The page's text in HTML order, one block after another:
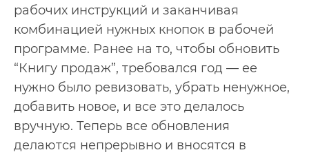
рабочих инструкций и заканчивая
комбинацией нужных кнопок в рабочей
программе. Ранее на то, чтобы обновить
“Книгу продаж”, требовался год — ее
нужно было ревизовать, убрать ненужное,
добавить новое, и все это делалось
вручную. Теперь все обновления
делаются непрерывно и вносятся в